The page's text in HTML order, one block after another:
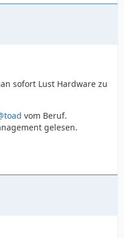
sofort Lust Hardware zu
vom Beruf.
gelesen.